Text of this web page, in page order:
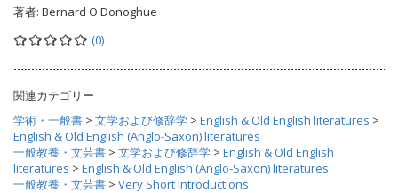
著者: Bernard O'Donoghue
(0)
関連カテゴリー
学術・一般書 > 文学および修辞学 > English & Old English literatures >
English & Old English (Anglo-Saxon) literatures
一般教養・文芸書 > 文学および修辞学 > English & Old English
literatures > English & Old English (Anglo-Saxon) literatures
一般教養・文芸書 > Very Short Introductions